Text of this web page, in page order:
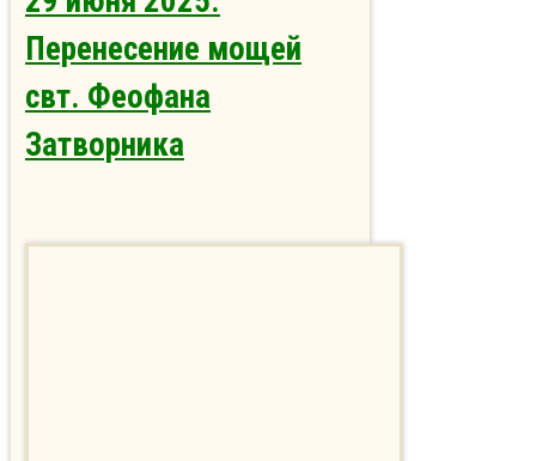
Перенесение мощей
свт. Феофана
Затворника